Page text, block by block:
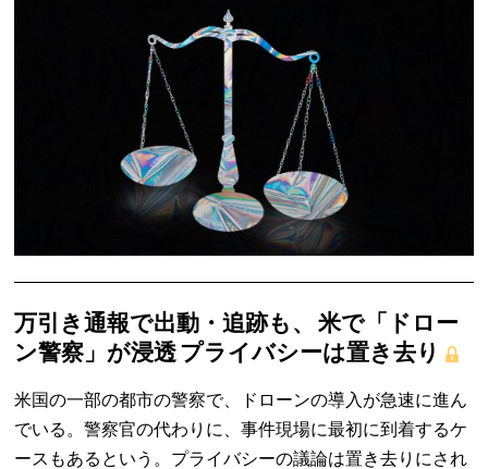
万引き通報で出動・追跡も、 米で「ドロー
ン警察」が浸透 プライバシーは置き去り
米国の一部の都市の警察で、ドローンの導入が急速に進ん
でいる。警察官の代わりに、事件現場に最初に到着するケ
ースもあるという。プライバシーの議論は置き去りにされ